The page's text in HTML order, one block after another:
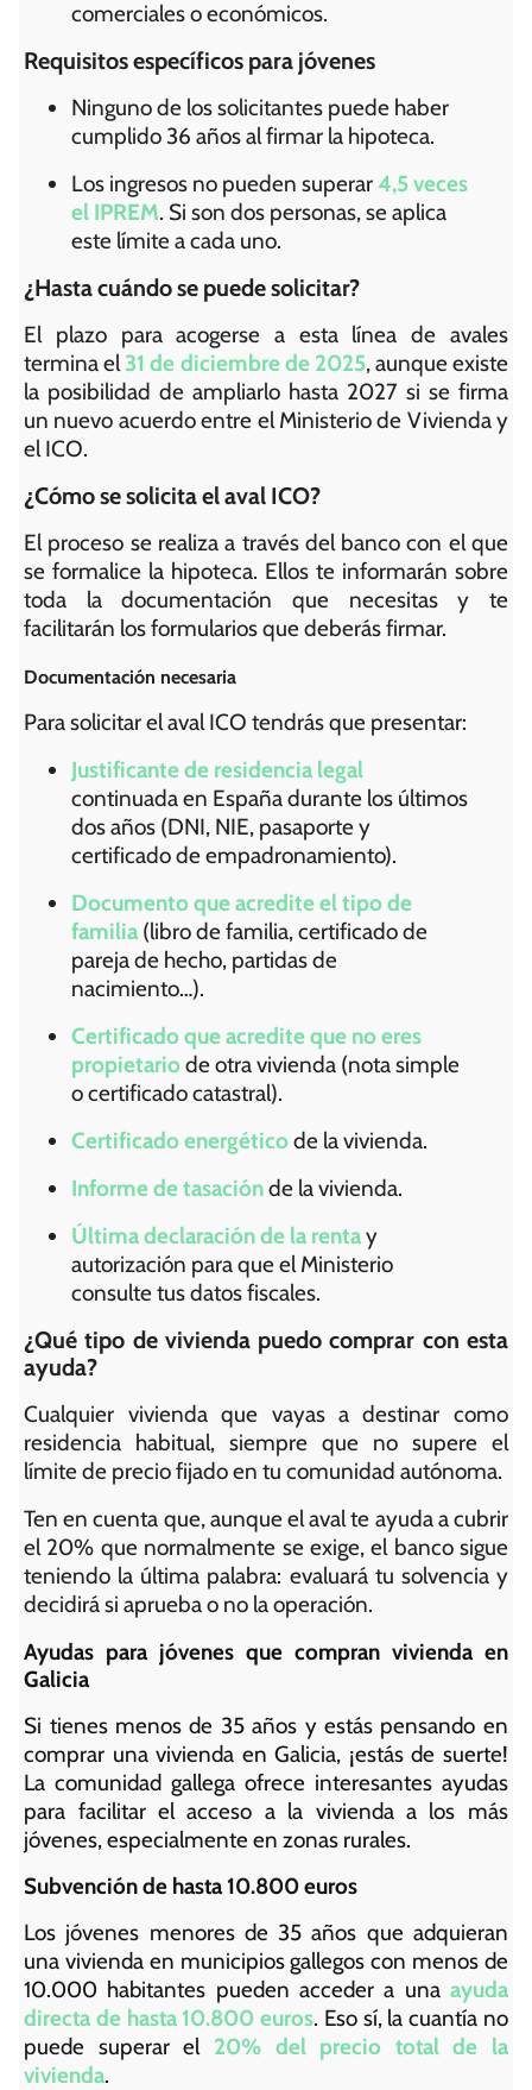
comerciales o económicos.
Requisitos específicos para jóvenes
Ninguno de los solicitantes puede haber
cumplido 36 años al firmar la hipoteca.
Los ingresos no pueden superar4,5 veces
el IPREM. Si son dos personas, se aplica
este límite a cada uno.
¿Hasta cuándo se puede solicitar?
El plazo para acogerse a esta línea de avales
termina el31 de diciembre de 2025, aunque existe
la posibilidad de ampliarlo hasta 2027 si se firma
un nuevo acuerdo entre el Ministerio de Vivienda y
el ICO.
¿Cómo se solicita el aval ICO?
El proceso se realiza a través del banco con el que
se formalice la hipoteca. Ellos te informarán sobre
toda la documentación que necesitas y te
facilitarán los formularios que deberás firmar.
Documentación necesaria
Para solicitar el aval ICO tendrás que presentar:
Justificante de residencia legal
continuada en España durante los últimos
dos años (DNI, NIE, pasaporte y
certificado de empadronamiento).
Documento que acredite el tipo de
familia (libro de familia, certificado de
pareja de hecho, partidas de
nacimiento…).
Certificado que acredite que no eres
propietariode otra vivienda (nota simple
o certificado catastral).
Certificado energéticode la vivienda.
Informe de tasaciónde la vivienda.
Última declaración de la rentay
autorización para que el Ministerio
consulte tus datos fiscales.
¿Qué tipo de vivienda puedo comprar con esta
ayuda?
Cualquier vivienda que vayas a destinar como
residencia habitual, siempre que no supere el
límite de precio fijado en tu comunidad autónoma.
Ten en cuenta que, aunque el aval te ayuda a cubrir
el 20% que normalmente se exige, el banco sigue
teniendo la última palabra: evaluará tu solvencia y
decidirá si aprueba o no la operación.
Ayudas para jóvenes que compran vivienda en
Galicia
Si tienes menos de 35 años y estás pensando en
comprar una vivienda en Galicia, ¡estás de suerte!
La comunidad gallega ofrece interesantes ayudas
para facilitar el acceso a la vivienda a los más
jóvenes, especialmente en zonas rurales.
Subvención de hasta 10.800 euros
Los jóvenes menores de 35 años que adquieran
una vivienda en municipios gallegos con menos de
10.000 habitantes pueden acceder a una ayuda
directa de hasta 10.800 euros. Eso sí, la cuantía no
puede superar el 20% del precio total de la
vivienda.